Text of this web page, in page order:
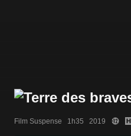
Film Suspense   1h35   2019